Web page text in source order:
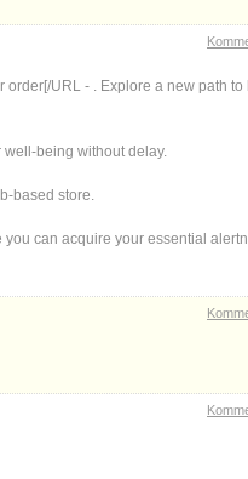
order[/URL - . Explore a new path to
being without delay.
based store.
can acquire your essential